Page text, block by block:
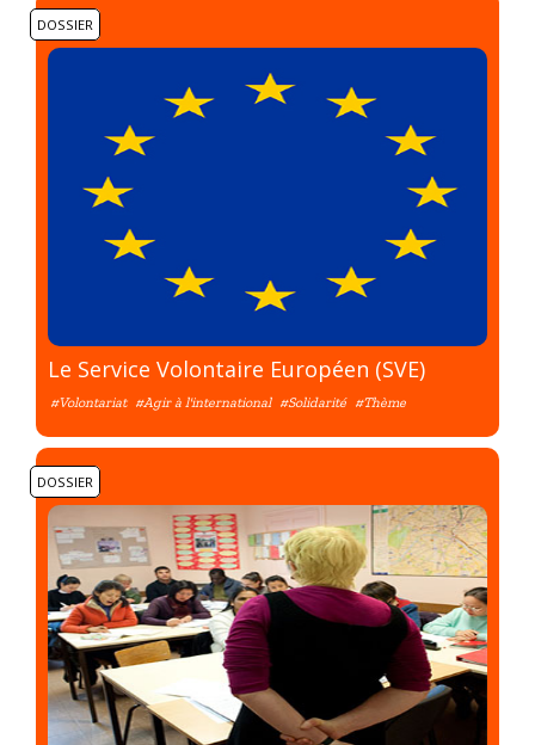
DOSSIER
Le Service Volontaire Européen (SVE)
#Volontariat #Agir à l'international #Solidarité #Thème
DOSSIER